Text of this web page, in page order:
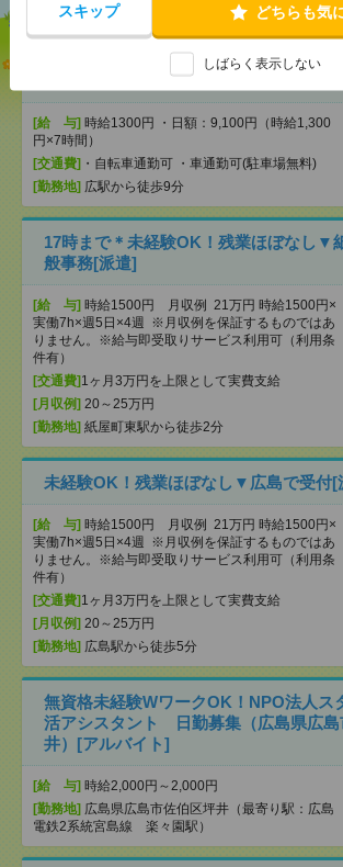
スキップ どちらも気
しばらく表示しない
【単発】呉市広／8／8・9・22・23日＊
ラーでの受付・1日でもＯＫ[派遣]
[給 与] 時給1300円 ・日額：9,100円（時給1,300
円×7時間）
[交通費] ・自転車通勤可 ・車通勤可(駐車場無料)
[勤務地] 広駅から徒歩9分
17時まで＊未経験OK！残業ほぼなし▼
般事務[派遣]
[給 与] 時給1500円 月収例 21万円 時給1500円×
実働7h×週5日×4週 ※月収例を保証するものではあ
りません。※給与即受取りサービス利用可（利用条
件有）
[交通費] 1ヶ月3万円を上限として実費支給
[月収例] 20～25万円
[勤務地] 紙屋町東駅から徒歩2分
未経験OK！残業ほぼなし▼広島で受付[
[給 与] 時給1500円 月収例 21万円 時給1500円×
実働7h×週5日×4週 ※月収例を保証するものではあ
りません。※給与即受取りサービス利用可（利用条
件有）
[交通費] 1ヶ月3万円を上限として実費支給
[月収例] 20～25万円
[勤務地] 広島駅から徒歩5分
無資格未経験WワークOK！NPO法人ス
活アシスタント 日勤募集（広島県広島
井）[アルバイト]
[給 与] 時給2,000円～2,000円
[勤務地] 広島県広島市佐伯区坪井（最寄り駅：広島
電鉄2系統宮島線 楽々園駅）